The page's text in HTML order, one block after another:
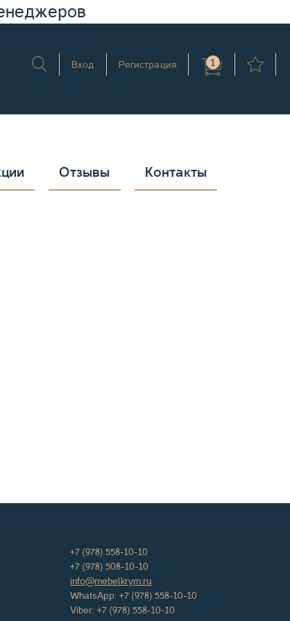
Вход Регистрация 1
Отзывы Контакты
+7 (978) 558-10-10
+7 (978) 508-10-10
info@mebelkrym.ru
WhatsApp: +7 (978) 558-10-10
Viber: +7 (978) 558-10-10